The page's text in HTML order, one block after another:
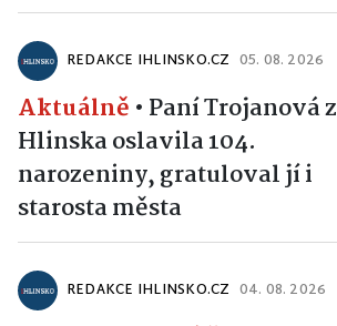
REDAKCE IHLINSKO.CZ 05. 08. 2026
Aktuálně • Paní Trojanová z
Hlinska oslavila 104.
narozeniny, gratuloval jí i
starosta města
REDAKCE IHLINSKO.CZ 04. 08. 2026